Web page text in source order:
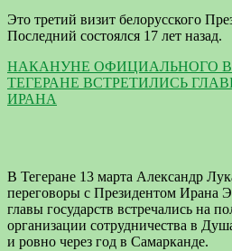
Это третий визит белорусского
Последний состоялся 17 лет назад.
НАКАНУНЕ ОФИЦИАЛЬНОГО
ТЕГЕРАНЕ ВСТРЕТИЛИСЬ
ИРАНА
В Тегеране 13 марта Александр
переговоры с Президентом Ирана
главы государств встречались на
организации сотрудничества в
и ровно через год в Самарканде.